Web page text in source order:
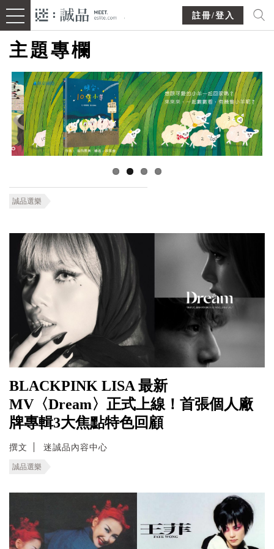
註冊/登入
主題專欄
誠品選樂
BLACKPINK LISA 最新
MV〈Dream〉正式上線！首張個人廠
牌專輯3大焦點特色回顧
撰文 迷誠品內容中心
誠品選樂